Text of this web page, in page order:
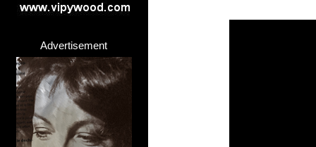
Advertisement